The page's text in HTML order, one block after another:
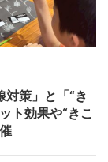
対策」と「“き
ト効果や“きこ